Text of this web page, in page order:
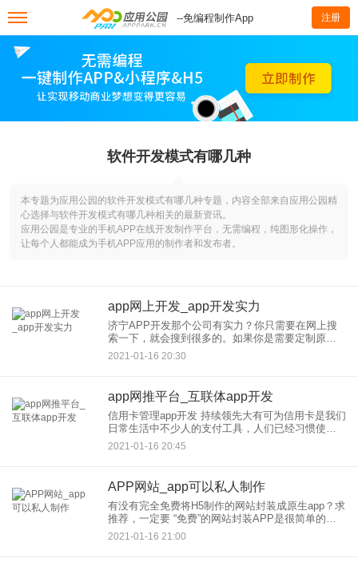
--免编程制作App 注册
软件开发模式有哪几种
本专题为应用公园的软件开发模式有哪几种专题，内容全部来自应用公园精
心选择与软件开发模式有哪几种相关的最新资讯。
应用公园是专业的手机APP在线开发制作平台，无需编程，纯图形化操作，
让每个人都能成为手机APP应用的制作者和发布者。
app网上开发_app开发实力
济宁APP开发那个公司有实力？你只需要在网上搜
索一下，就会搜到很多的。如果你是需要定制原生
开发，那么你就需要在本地找一些开发公司，其实
定制开发过程当中，重要的是找到一个好的产品经
2021-01-16 20:30
app网推平台_互联体app开发
信用卡管理app开发 持续领先大有可为信用卡是我们
日常生活中不少人的支付工具，人们已经习惯使用
信用卡来支付。即使行业竞争突刺激烈，其还是突
出重围博得越来越多用户的喜爱。科技感也比较
2021-01-16 20:45
APP网站_app可以私人制作
有没有完全免费将H5制作的网站封装成原生app？求
推荐，一定要 “免费”的网站封装APP是很简单的，
而且免费。亥著开发者服务平台就可以做。注意较
后一张图里的那些插件，封装本身是免费的，但是
2021-01-16 21:00